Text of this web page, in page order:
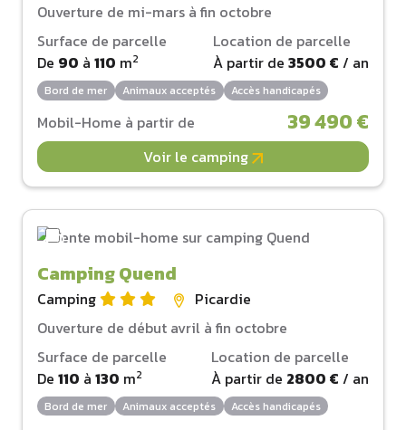
Ouverture de mi-mars à fin octobre
Surface de parcelle
De 90 à 110 m2
Location de parcelle
À partir de 3500 € / an
Bord de mer Animaux acceptés Accès handicapés
Mobil-Home à partir de 39 490 €
Voir le camping
Camping Quend
Camping
Picardie
Ouverture de début avril à fin octobre
Surface de parcelle
De 110 à 130 m2
Location de parcelle
À partir de 2800 € / an
Bord de mer Animaux acceptés Accès handicapés